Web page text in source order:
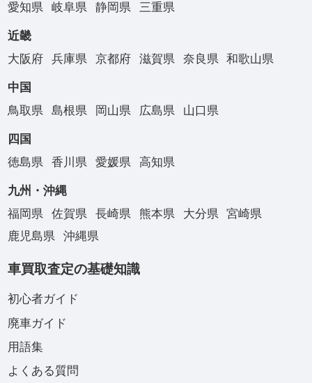
愛知県
岐阜県 静岡県 三重県
近畿
大阪府
兵庫県 京都府 滋賀県 奈良県 和歌山県
中国
鳥取県
島根県 岡山県 広島県 山口県
四国
徳島県
香川県 愛媛県 高知県
九州・沖縄
福岡県
佐賀県 長崎県 熊本県 大分県
宮崎県
鹿児島県
沖縄県
車買取査定の基礎知識
初心者ガイド
廃車ガイド
用語集
よくある質問